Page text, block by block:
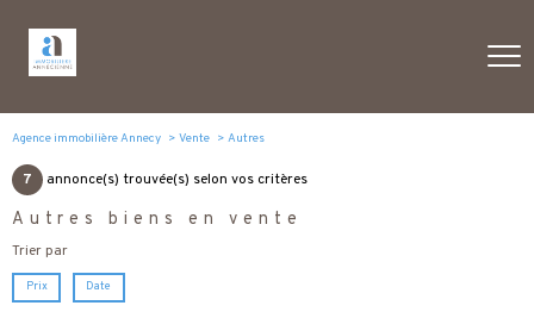
Agence immobilière Annecy Vente Autres
7 annonce(s) trouvée(s) selon vos critères
Autres biens en vente
Trier par
Prix Date